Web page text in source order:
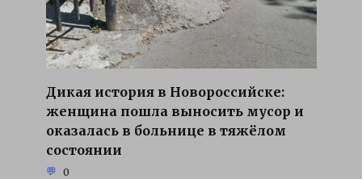
Дикая история в Новороссийске:
женщина пошла выносить мусор и
оказалась в больнице в тяжёлом
состоянии
0